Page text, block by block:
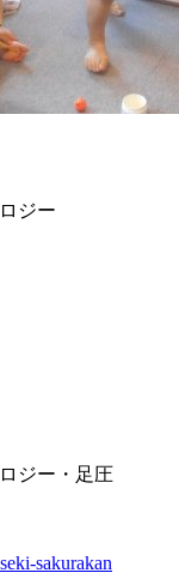
ジー
ジー・足圧
sakurakan